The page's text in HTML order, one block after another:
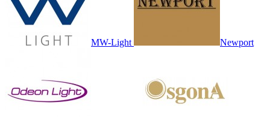
MW-Light Newport